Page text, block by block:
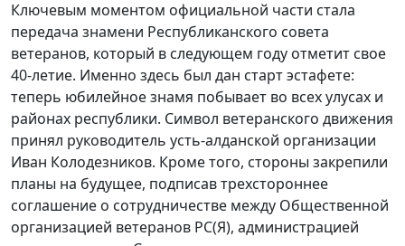
Ключевым моментом официальной части стала
передача знамени Республиканского совета
ветеранов, который в следующем году отметит свое
40-летие. Именно здесь был дан старт эстафете:
теперь юбилейное знамя побывает во всех улусах и
районах республики. Символ ветеранского движения
принял руководитель усть-алданской организации
Иван Колодезников. Кроме того, стороны закрепили
планы на будущее, подписав трехстороннее
соглашение о сотрудничестве между Общественной
организацией ветеранов РС(Я), администрацией